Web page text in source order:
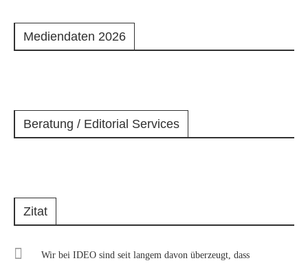
Mediendaten 2026
Beratung / Editorial Services
Zitat
Wir bei IDEO sind seit langem davon überzeugt, dass